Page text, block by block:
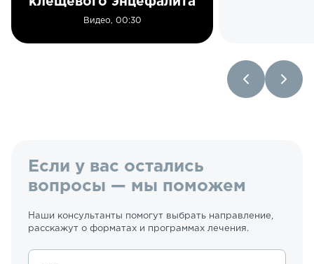
Видео, 00:30
Если у вас остались
вопросы — мы поможем
Наши консультанты помогут выбрать направление,
расскажут о форматах и программах лечения.